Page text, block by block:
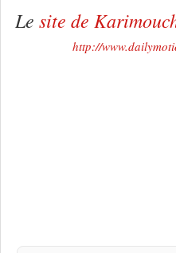
Le site de
http://